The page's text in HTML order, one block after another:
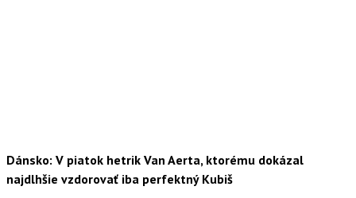
Dánsko: V piatok hetrik Van Aerta, ktorému dokázal
najdlhšie vzdorovať iba perfektný Kubiš